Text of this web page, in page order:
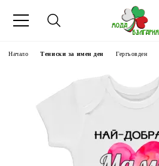
Начало Тениски за имен ден Гергьовден